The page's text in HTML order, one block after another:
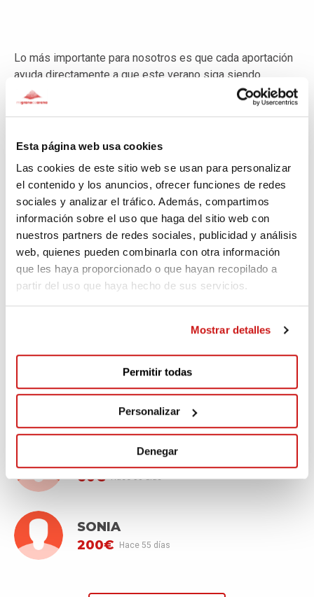
Esta página web usa cookies
Las cookies de este sitio web se usan para personalizar
el contenido y los anuncios, ofrecer funciones de redes
sociales y analizar el tráfico. Además, compartimos
información sobre el uso que haga del sitio web con
nuestros partners de redes sociales, publicidad y análisis
web, quienes pueden combinarla con otra información
que les haya proporcionado o que hayan recopilado a
partir del uso que haya hecho de sus servicios.
Mostrar detalles
Permitir todas
Personalizar
Denegar
Lo más importante para nosotros es que cada aportación
ayuda directamente a que este verano siga siendo
posible para muchos niños, niñas y adolescentes.
Donantes (37)
Anónimo
325€ Hace 49 días
Jose
Hace 52 días
60€ Hace 53 días
SONIA
200€
Hace 55 días